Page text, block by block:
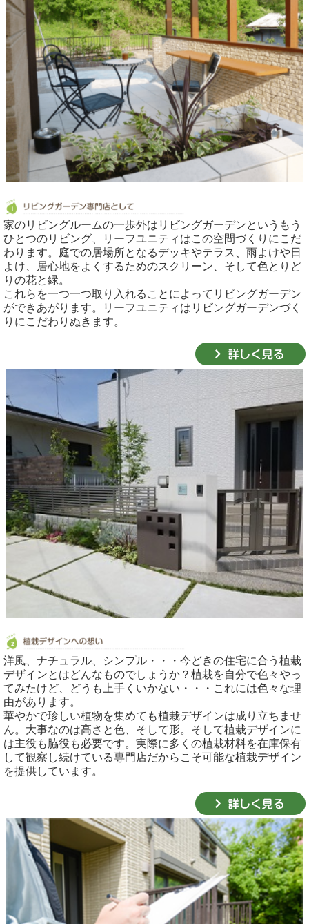
家のリビングルームの一歩外はリビングガーデンというもう
ひとつのリビング、リーフユニティはこの空間づくりにこだ
わります。庭での居場所となるデッキやテラス、雨よけや日
よけ、居心地をよくするためのスクリーン、そして色とりど
りの花と緑。
これらを一つ一つ取り入れることによってリビングガーデン
ができあがります。リーフユニティはリビングガーデンづく
りにこだわりぬきます。
洋風、ナチュラル、シンプル・・・今どきの住宅に合う植栽
デザインとはどんなものでしょうか？植栽を自分で色々やっ
てみたけど、どうも上手くいかない・・・これには色々な理
由があります。
華やかで珍しい植物を集めても植栽デザインは成り立ちませ
ん。大事なのは高さと色、そして形。そして植栽デザインに
は主役も脇役も必要です。実際に多くの植栽材料を在庫保有
して観察し続けている専門店だからこそ可能な植栽デザイン
を提供しています。